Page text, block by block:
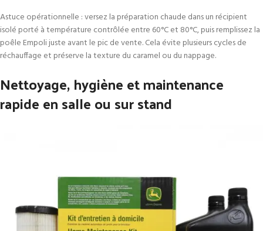
Astuce opérationnelle : versez la préparation chaude dans un récipient
isolé porté à température contrôlée entre 60°C et 80°C, puis remplissez la
poêle Empoli juste avant le pic de vente. Cela évite plusieurs cycles de
réchauffage et préserve la texture du caramel ou du nappage.
Nettoyage, hygiène et maintenance
rapide en salle ou sur stand